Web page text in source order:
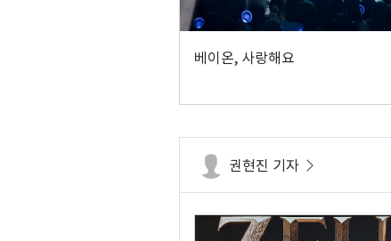
베이온, 사랑해요
권현진 기자